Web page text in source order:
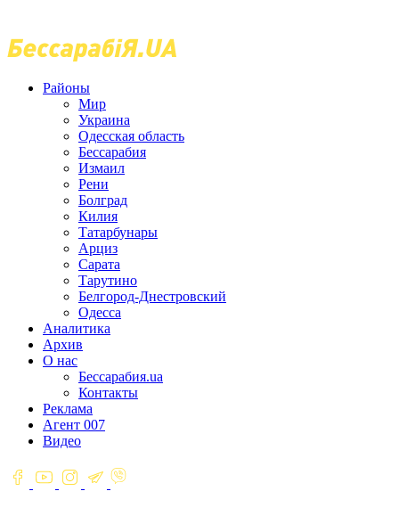
Районы
Мир
Украина
Одесская область
Бессарабия
Измаил
Рени
Болград
Килия
Татарбунары
Арциз
Сарата
Тарутино
Белгород-Днестровский
Одесса
Аналитика
Архив
О нас
Бессарабия.ua
Контакты
Реклама
Агент 007
Видео